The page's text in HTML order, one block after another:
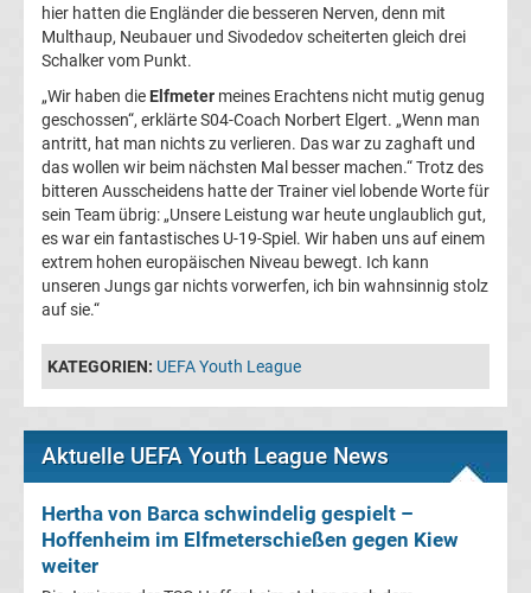
Süper
Lig
Internat.
Fußball
UEFA
Fußball
Fußball
hier hatten die Engländer die besseren Nerven, denn mit
Multhaup, Neubauer und Sivodedov scheiterten gleich drei
Schalker vom Punkt.
„Wir haben die Elfmeter meines Erachtens nicht mutig genug
geschossen“, erklärte S04-Coach Norbert Elgert. „Wenn man
antritt, hat man nichts zu verlieren. Das war zu zaghaft und
das wollen wir beim nächsten Mal besser machen.“ Trotz des
bitteren Ausscheidens hatte der Trainer viel lobende Worte für
sein Team übrig: „Unsere Leistung war heute unglaublich gut,
es war ein fantastisches U-19-Spiel. Wir haben uns auf einem
extrem hohen europäischen Niveau bewegt. Ich kann
unseren Jungs gar nichts vorwerfen, ich bin wahnsinnig stolz
auf sie.“
KATEGORIEN: UEFA Youth League
Aktuelle UEFA Youth League News
Hertha von Barca schwindelig gespielt –
Hoffenheim im Elfmeterschießen gegen Kiew
weiter